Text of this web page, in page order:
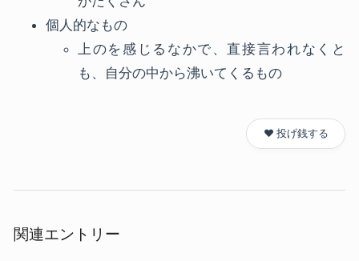
個人的なもの
上のを感じるなかで、直接言われなくと
も、自分の中から沸いてくるもの
❤️ 投げ銭する
関連エントリー